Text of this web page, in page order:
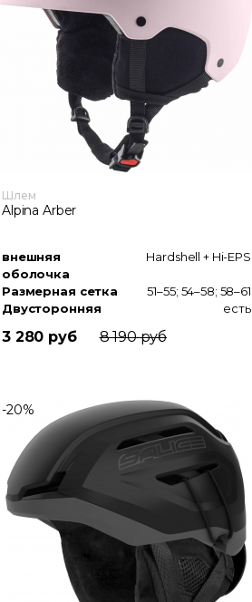
Шлем
Alpina Arber
внешняя
оболочка
Hardshell + Hi-EPS
Размерная сетка
51–55; 54–58; 58–61
Двусторонняя
есть
3 280 руб 8 190 руб
-20%